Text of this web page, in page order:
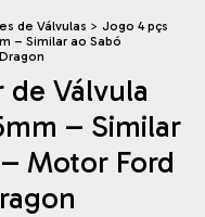
de Válvulas > Jogo 4 pçs
– Similar ao Sabó
Válvula
– Similar
– Motor Ford